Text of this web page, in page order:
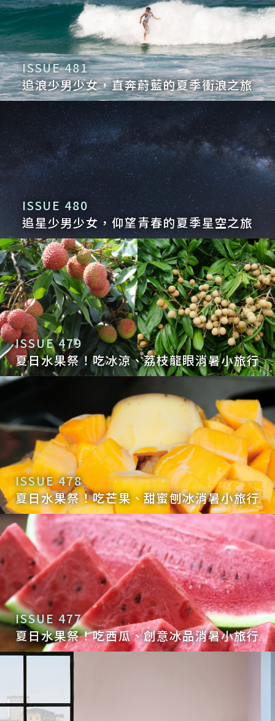
ISSUE 481
追浪少男少女，直奔蔚藍的夏季衝浪之旅
ISSUE 480
追星少男少女，仰望青春的夏季星空之旅
ISSUE 479
夏日水果祭！吃冰涼、荔枝龍眼消暑小旅行
ISSUE 478
夏日水果祭！吃芒果、甜蜜刨冰消暑小旅行
ISSUE 477
夏日水果祭！吃西瓜、創意冰品消暑小旅行